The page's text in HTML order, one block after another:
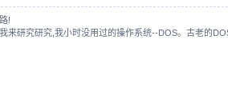
!
来研究研究,我小时没用过的操作系统--DOS。古老的